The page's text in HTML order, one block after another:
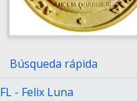
Búsqueda rápida
FL - Felix Luna